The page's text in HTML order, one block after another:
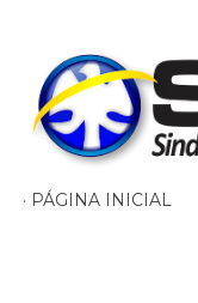
PÁGINA INICIAL